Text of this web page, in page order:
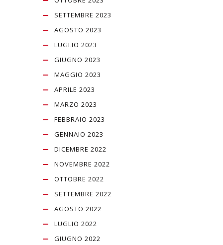
SETTEMBRE 2023
AGOSTO 2023
LUGLIO 2023
GIUGNO 2023
MAGGIO 2023
APRILE 2023
MARZO 2023
FEBBRAIO 2023
GENNAIO 2023
DICEMBRE 2022
NOVEMBRE 2022
OTTOBRE 2022
SETTEMBRE 2022
AGOSTO 2022
LUGLIO 2022
GIUGNO 2022